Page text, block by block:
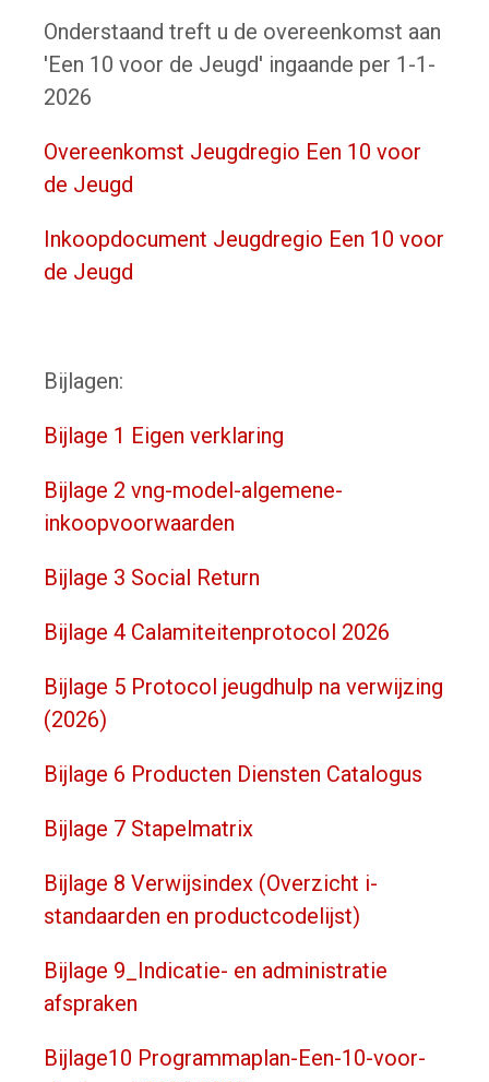
Onderstaand treft u de overeenkomst aan
'Een 10 voor de Jeugd' ingaande per 1-1-
2026
Overeenkomst Jeugdregio Een 10 voor
de Jeugd
Inkoopdocument Jeugdregio Een 10 voor
de Jeugd
Bijlagen:
Bijlage 1 Eigen verklaring
Bijlage 2 vng-model-algemene-
inkoopvoorwaarden
Bijlage 3 Social Return
Bijlage 4 Calamiteitenprotocol 2026
Bijlage 5 Protocol jeugdhulp na verwijzing
(2026)
Bijlage 6 Producten Diensten Catalogus
Bijlage 7 Stapelmatrix
Bijlage 8 Verwijsindex (Overzicht i-
standaarden en productcodelijst)
Bijlage 9_Indicatie- en administratie
afspraken
Bijlage10 Programmaplan-Een-10-voor-